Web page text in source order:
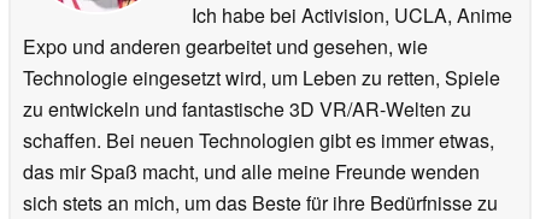
Ich habe bei Activision, UCLA, Anime
Expo und anderen gearbeitet und gesehen, wie
Technologie eingesetzt wird, um Leben zu retten, Spiele
zu entwickeln und fantastische 3D VR/AR-Welten zu
schaffen. Bei neuen Technologien gibt es immer etwas,
das mir Spaß macht, und alle meine Freunde wenden
sich stets an mich, um das Beste für ihre Bedürfnisse zu